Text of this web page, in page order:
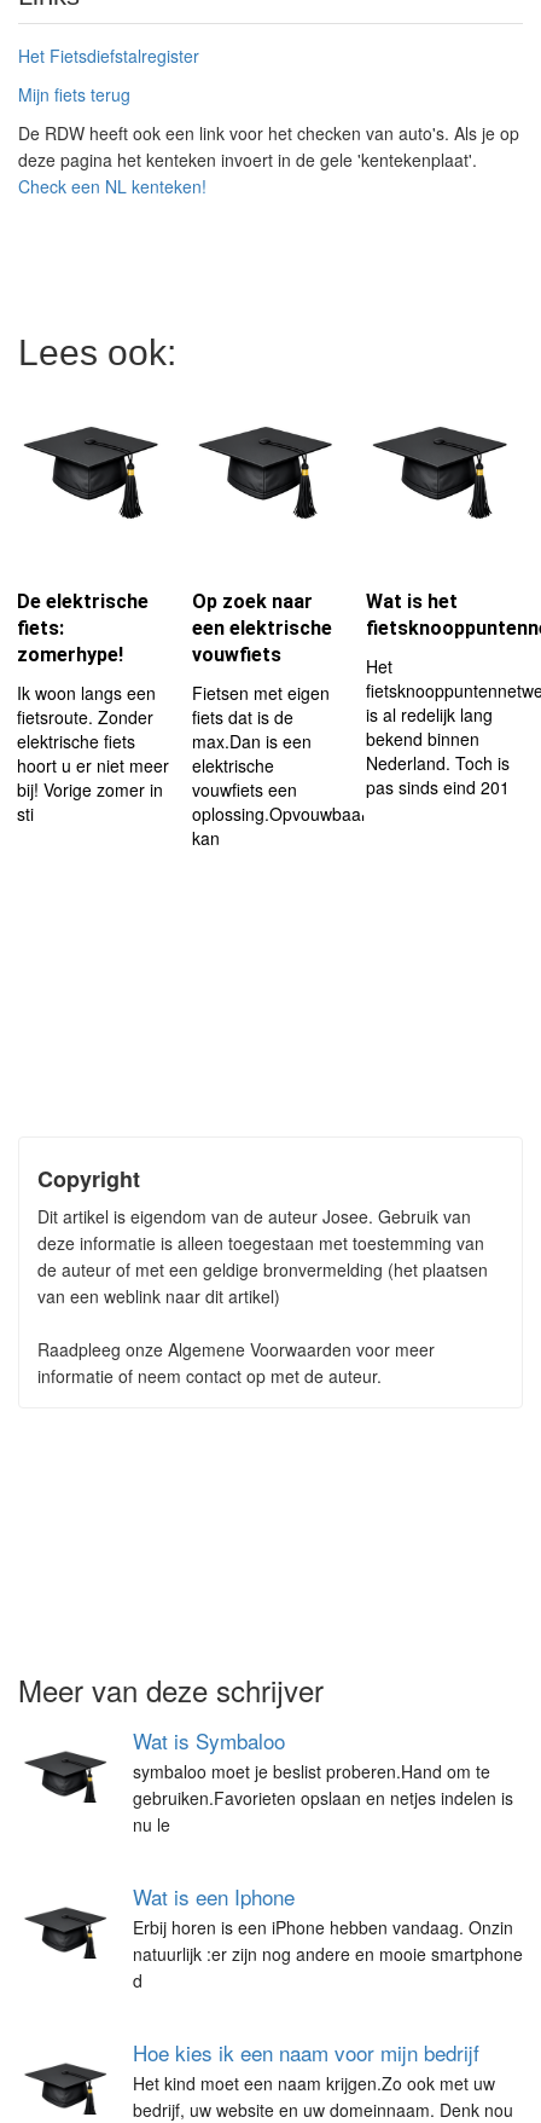
Het Fietsdiefstalregister
Mijn fiets terug
De RDW heeft ook een link voor het checken van auto's. Als je op
deze pagina het kenteken invoert in de gele 'kentekenplaat'.
Check een NL kenteken!
Lees ook:
De elektrische
fiets:
zomerhype!
Ik woon langs een
fietsroute. Zonder
elektrische fiets
hoort u er niet meer
bij! Vorige zomer in
sti
Op zoek naar
een elektrische
vouwfiets
Fietsen met eigen
fiets dat is de
max.Dan is een
elektrische
vouwfiets een
oplossing.Opvouwbaar
kan
Wat is het
Het
is al redelijk lang
bekend binnen
Nederland. Toch is
pas sinds eind 201
Copyright
Dit artikel is eigendom van de auteur Josee. Gebruik van
deze informatie is alleen toegestaan met toestemming van
de auteur of met een geldige bronvermelding (het plaatsen
van een weblink naar dit artikel)
Raadpleeg onze Algemene Voorwaarden voor meer
informatie of neem contact op met de auteur.
Meer van deze schrijver
Wat is Symbaloo
symbaloo moet je beslist proberen.Hand om te
gebruiken.Favorieten opslaan en netjes indelen is
nu le
Wat is een Iphone
Erbij horen is een iPhone hebben vandaag. Onzin
natuurlijk :er zijn nog andere en mooie smartphone
d
Hoe kies ik een naam voor mijn bedrijf
Het kind moet een naam krijgen.Zo ook met uw
bedrijf, uw website en uw domeinnaam. Denk nou